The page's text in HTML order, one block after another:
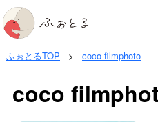
ふぉとるTOP > coco filmphoto
coco